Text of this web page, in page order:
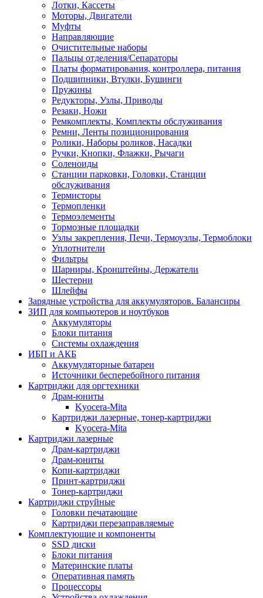
Лотки, Кассеты
Моторы, Двигатели
Муфты
Направляющие
Очистительные наборы
Пальцы отделения/Сепараторы
Платы форматирования, контроллера, питания
Подшипники, Втулки, Бушинги
Пружины
Редукторы, Узлы, Приводы
Резаки, Ножи
Ремкомплекты, Комплекты обслуживания
Ремни, Ленты позиционирования
Ролики, Наборы роликов, Насадки
Ручки, Кнопки, Флажки, Рычаги
Соленоиды
Станции парковки, Головки, Станции
обслуживания
Термисторы
Термопленки
Термоэлементы
Тормозные площадки
Узлы закрепления, Печи, Термоузлы, Термоблоки
Уплотнители
Фильтры
Шарниры, Кронштейны, Держатели
Шестерни
Шлейфы
Зарядные устройства для аккумуляторов. Балансиры
ЗИП для компьютеров и ноутбуков
Аккумуляторы
Блоки питания
Системы охлаждения
ИБП и АКБ
Аккумуляторные батареи
Источники бесперебойного питания
Картриджи для оргтехники
Драм-юниты
Kyocera-Mita
Картриджи лазерные, тонер-картриджи
Kyocera-Mita
Картриджи лазерные
Драм-картриджи
Драм-юниты
Копи-картриджи
Принт-картриджи
Тонер-картриджи
Картриджи струйные
Головки печатающие
Картриджи перезаправляемые
Комплектующие и компоненты
SSD диски
Блоки питания
Материнские платы
Оперативная память
Процессоры